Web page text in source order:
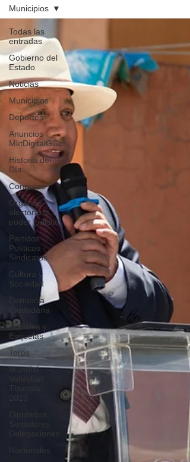
Todas las
entradas
Gobierno del
Estado
Noticias
Municipios
Deportes
Anuncios
MktDigitalGCc
Historia del
Día
Congreso
Órganos
electorales,
poder judicial
Partidos
Políticos -
Sindicatos
Cultura y
Sociedad
Denuncia
Ciudadana
Sociales y
Esquelas
Toros
Mundial
Diputados,
Senadores
Delegaciones
Nacionales
Municipios